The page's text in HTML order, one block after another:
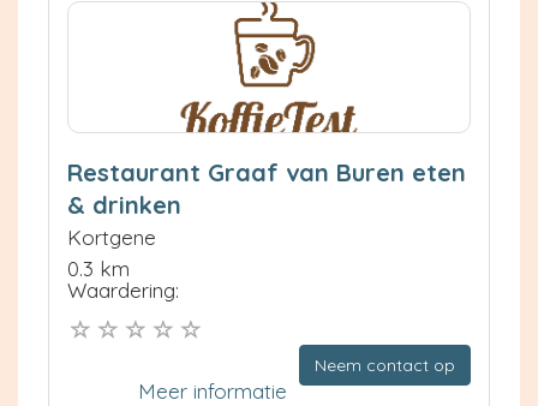
Restaurant Graaf van Buren eten
& drinken
Kortgene
0.3 km
Waardering:
Neem contact op
Meer informatie